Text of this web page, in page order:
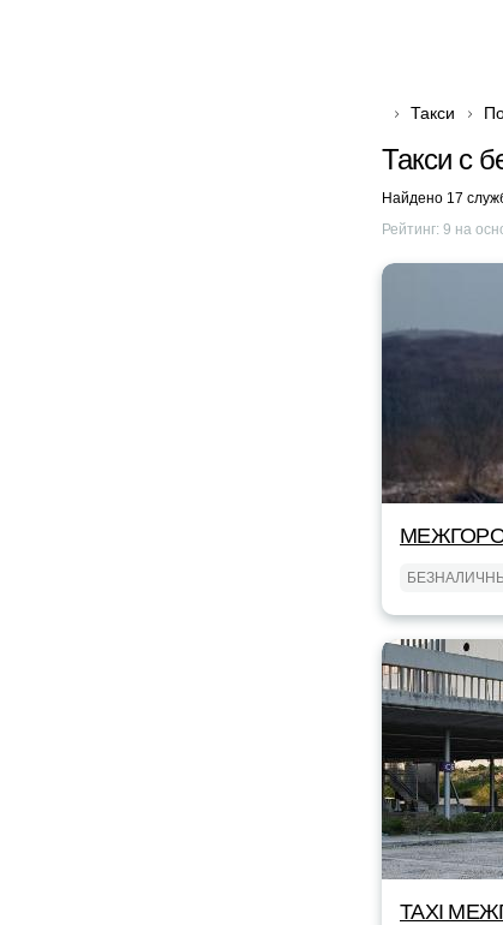
Такси
Такси с
Найдено 17
Рейтинг: 9 на
TAXI